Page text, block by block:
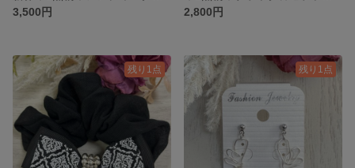
3,500円
2,800円
残り1点 残り1点